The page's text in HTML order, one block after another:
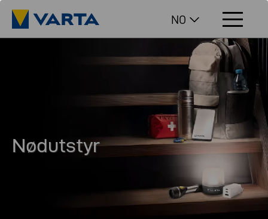
NO
Nødutstyr